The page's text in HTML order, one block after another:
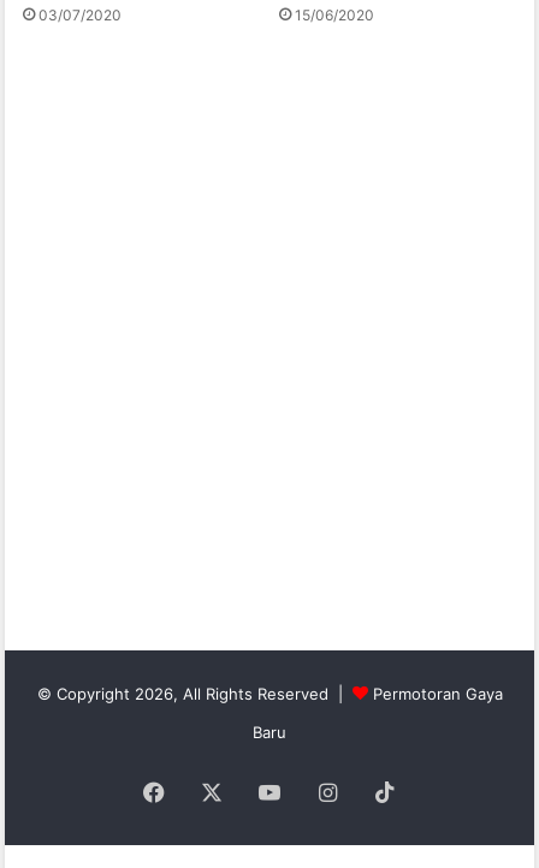
03/07/2020 15/06/2020
© Copyright 2026, All Rights Reserved |
Permotoran Gaya
Baru
Facebook YouTubeInstagram